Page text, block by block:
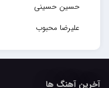
حسین حسینی
علیرضا محبوب
حسین حصارکی
آخرین آهنگ ها